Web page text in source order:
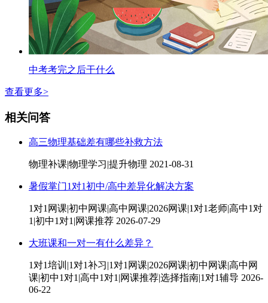
中考考完之后干什么
查看更多>
相关问答
高三物理基础差有哪些补救方法
物理补课|物理学习|提升物理 2021-08-31
暑假掌门1对1初中/高中差异化解决方案
1对1网课|初中网课|高中网课|2026网课|1对1老师|高中1对
1|初中1对1|网课推荐 2026-07-29
大班课和一对一有什么差异？
1对1培训|1对1补习|1对1网课|2026网课|初中网课|高中网
课|初中1对1|高中1对1|网课推荐|选择指南|1对1辅导 2026-
06-22